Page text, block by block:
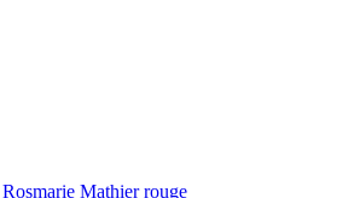
Mathier rouge